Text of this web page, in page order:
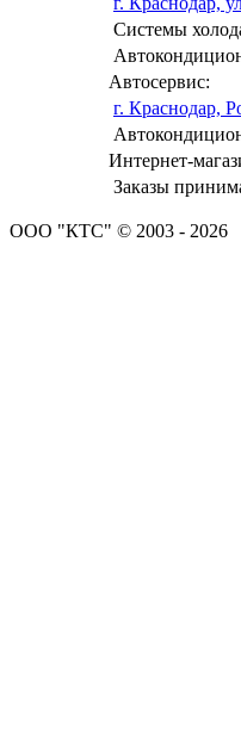
Системы
Автосервис:
г. Краснодар,
Интернет-
Заказы
ООО "КТС" © 2003 - 2026